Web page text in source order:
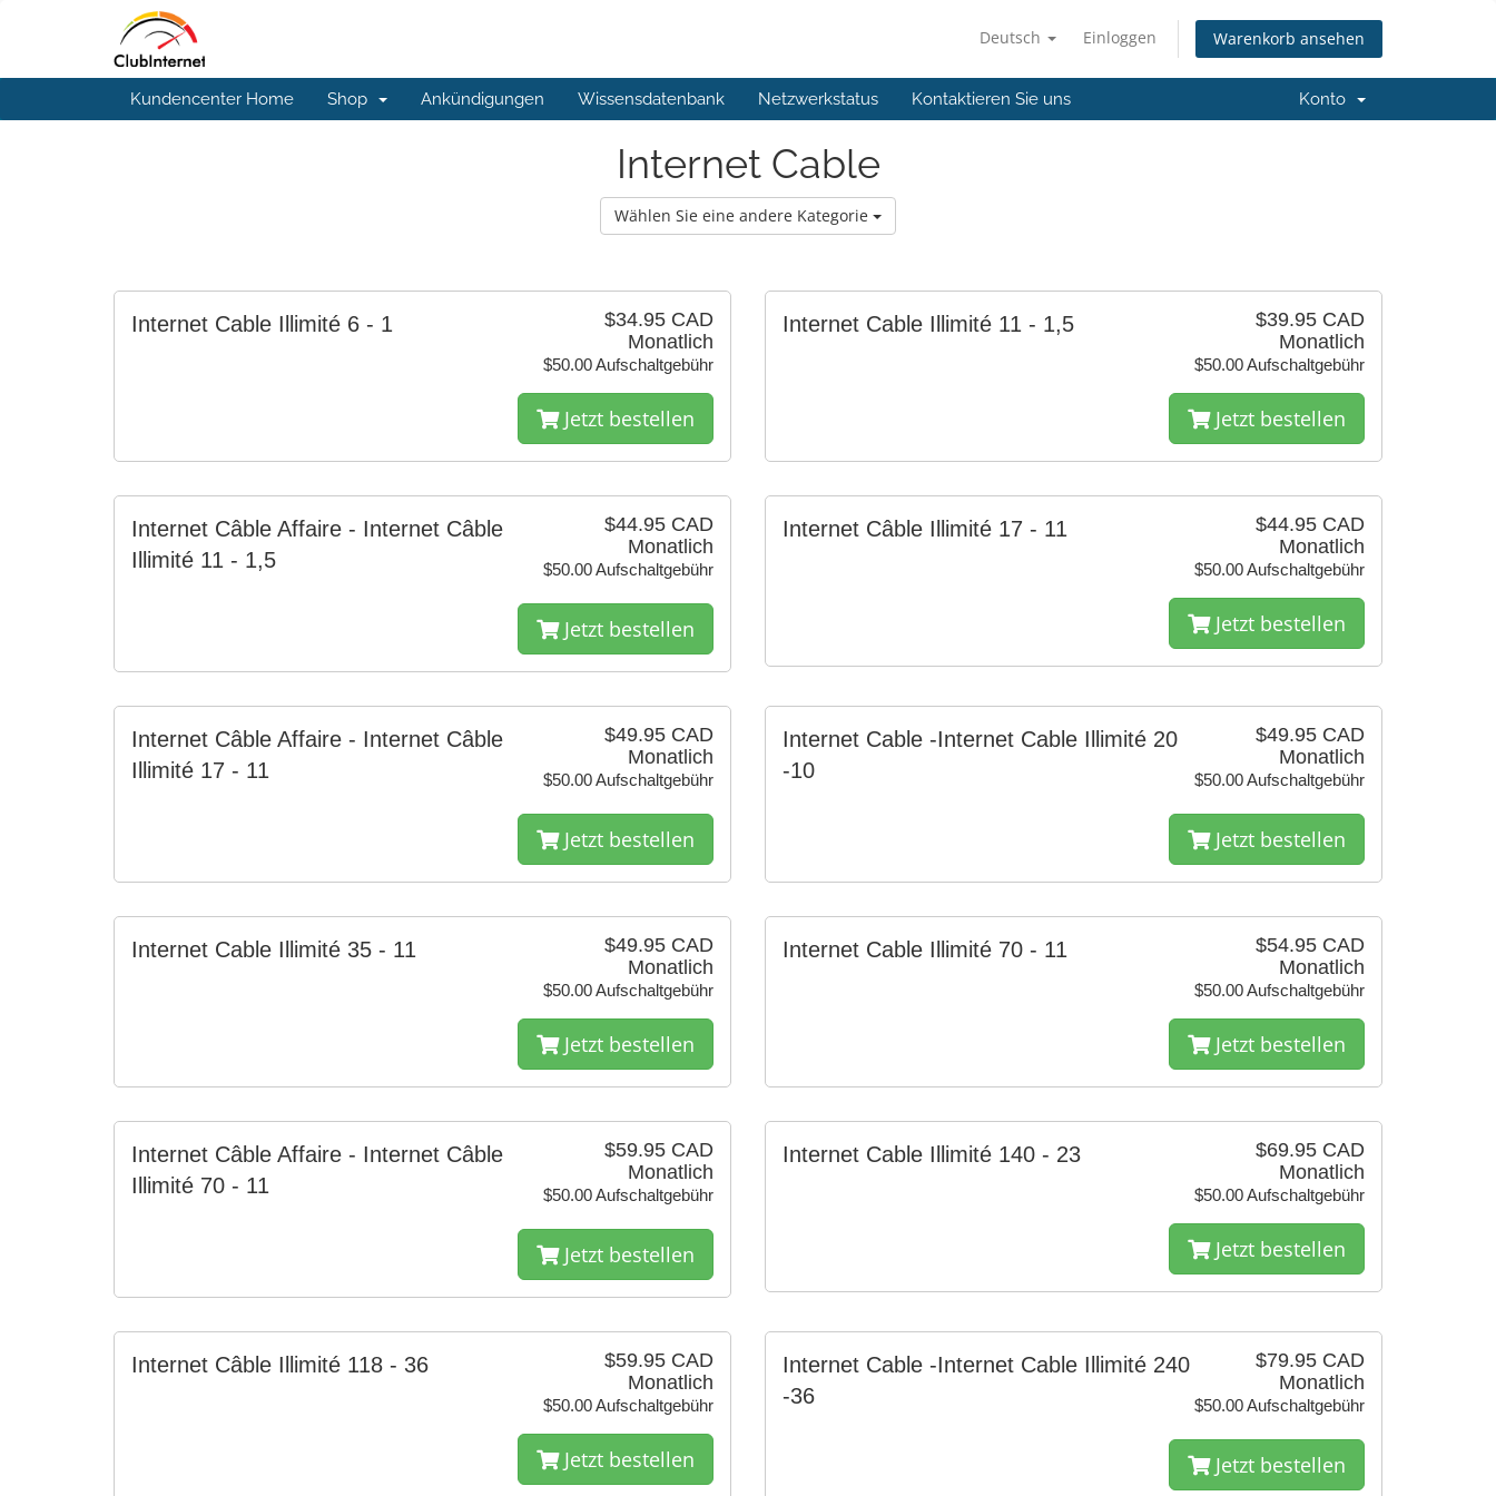
Deutsch Einloggen Warenkorb ansehen
Kundencenter Home Shop Ankündigungen Wissensdatenbank Netzwerkstatus Kontaktieren Sie uns Konto
Internet Cable
Wählen Sie eine andere Kategorie
$34.95 CAD
Monatlich
$50.00 Aufschaltgebühr
Internet Cable Illimité 6 - 1
Jetzt bestellen
$39.95 CAD
Monatlich
$50.00 Aufschaltgebühr
Internet Cable Illimité 11 - 1,5
Jetzt bestellen
$44.95 CAD
Monatlich
$50.00 Aufschaltgebühr
Internet Câble Affaire - Internet Câble
Illimité 11 - 1,5
Jetzt bestellen
$44.95 CAD
Monatlich
$50.00 Aufschaltgebühr
Internet Câble Illimité 17 - 11
Jetzt bestellen
$49.95 CAD
Monatlich
$50.00 Aufschaltgebühr
Internet Câble Affaire - Internet Câble
Illimité 17 - 11
Jetzt bestellen
$49.95 CAD
Monatlich
$50.00 Aufschaltgebühr
Internet Cable -Internet Cable Illimité 20
-10
Jetzt bestellen
$49.95 CAD
Monatlich
$50.00 Aufschaltgebühr
Internet Cable Illimité 35 - 11
Jetzt bestellen
$54.95 CAD
Monatlich
$50.00 Aufschaltgebühr
Internet Cable Illimité 70 - 11
Jetzt bestellen
$59.95 CAD
Monatlich
$50.00 Aufschaltgebühr
Internet Câble Affaire - Internet Câble
Illimité 70 - 11
Jetzt bestellen
$69.95 CAD
Monatlich
$50.00 Aufschaltgebühr
Internet Cable Illimité 140 - 23
Jetzt bestellen
$59.95 CAD
Monatlich
$50.00 Aufschaltgebühr
Internet Câble Illimité 118 - 36
Jetzt bestellen
$79.95 CAD
Monatlich
$50.00 Aufschaltgebühr
Internet Cable -Internet Cable Illimité 240
-36
Jetzt bestellen